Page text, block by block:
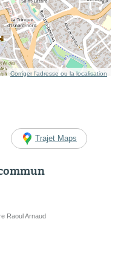
Corriger l’adresse ou la localisation
Trajet Maps
Raoul Arnaud